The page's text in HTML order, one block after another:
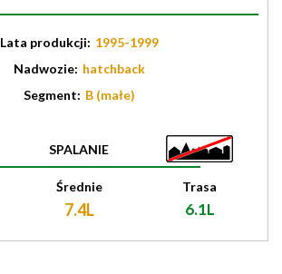
Lata produkcji: 1995-1999
Nadwozie: hatchback
Segment: B (małe)
SPALANIE
Średnie
7.4L
Trasa
6.1L